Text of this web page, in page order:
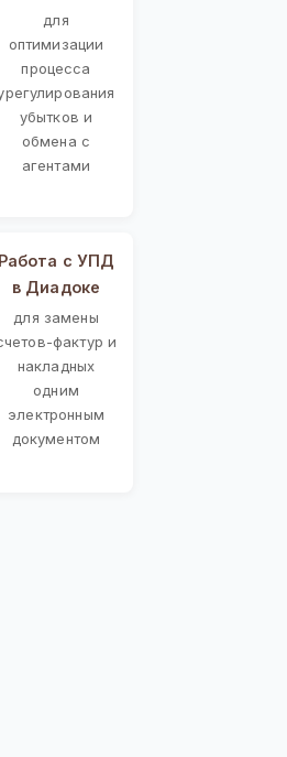
для
оптимизации
процесса
убытков и
обмена с
агентами
Работа с УПД
в Диадоке
для замены
фактур и
накладных
одним
электронным
документом